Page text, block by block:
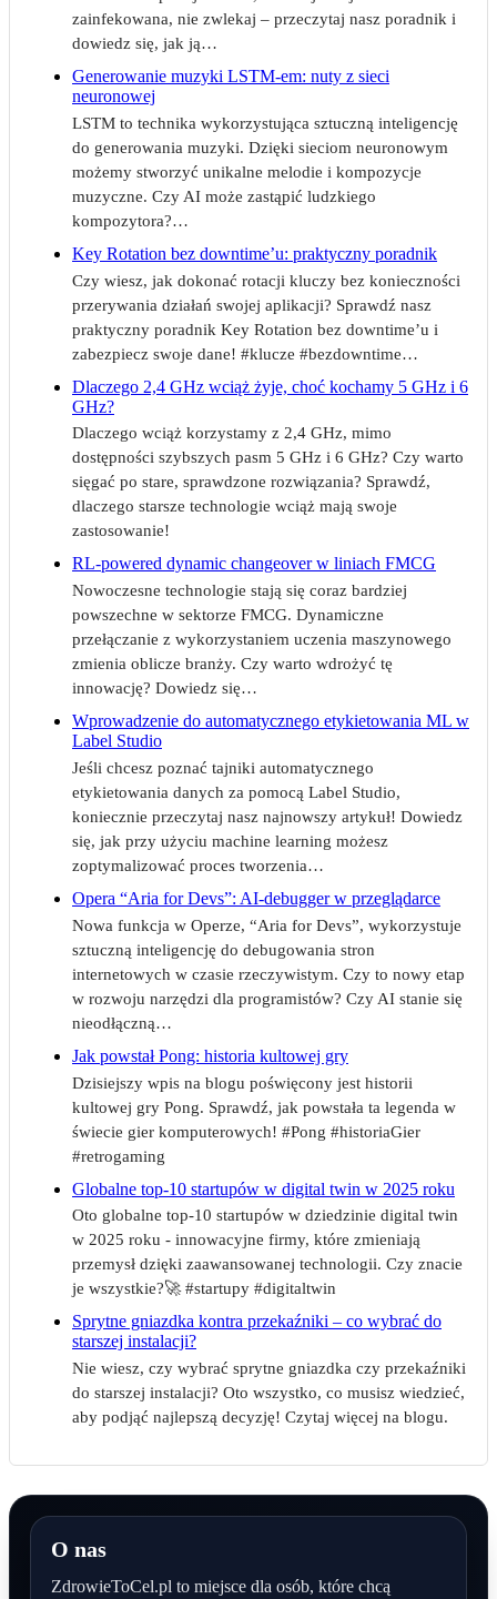
zainfekowana, nie zwlekaj – przeczytaj nasz poradnik i
dowiedz się, jak ją…
Generowanie muzyki LSTM-em: nuty z sieci
neuronowej
LSTM to technika wykorzystująca sztuczną inteligencję
do generowania muzyki. Dzięki sieciom neuronowym
możemy stworzyć unikalne melodie i kompozycje
muzyczne. Czy AI może zastąpić ludzkiego
kompozytora?…
Key Rotation bez downtime’u: praktyczny poradnik
Czy wiesz, jak dokonać rotacji kluczy bez konieczności
przerywania działań swojej aplikacji? Sprawdź nasz
praktyczny poradnik Key Rotation bez downtime’u i
zabezpiecz swoje dane! #klucze #bezdowntime…
Dlaczego 2,4 GHz wciąż żyje, choć kochamy 5 GHz i 6
GHz?
Dlaczego wciąż korzystamy z 2,4 GHz, mimo
dostępności szybszych pasm 5 GHz i 6 GHz? Czy warto
sięgać po stare, sprawdzone rozwiązania? Sprawdź,
dlaczego starsze technologie wciąż mają swoje
zastosowanie!
RL-powered dynamic changeover w liniach FMCG
Nowoczesne technologie stają się coraz bardziej
powszechne w sektorze FMCG. Dynamiczne
przełączanie z wykorzystaniem uczenia maszynowego
zmienia oblicze branży. Czy warto wdrożyć tę
innowację? Dowiedz się…
Wprowadzenie do automatycznego etykietowania ML w
Label Studio
Jeśli chcesz poznać tajniki automatycznego
etykietowania danych za pomocą Label Studio,
koniecznie przeczytaj nasz najnowszy artykuł! Dowiedz
się, jak przy użyciu machine learning możesz
zoptymalizować proces tworzenia…
Opera “Aria for Devs”: AI-debugger w przeglądarce
Nowa funkcja w Operze, “Aria for Devs”, wykorzystuje
sztuczną inteligencję do debugowania stron
internetowych w czasie rzeczywistym. Czy to nowy etap
w rozwoju narzędzi dla programistów? Czy AI stanie się
nieodłączną…
Jak powstał Pong: historia kultowej gry
Dzisiejszy wpis na blogu poświęcony jest historii
kultowej gry Pong. Sprawdź, jak powstała ta legenda w
świecie gier komputerowych! #Pong #historiaGier
#retrogaming
Globalne top-10 startupów w digital twin w 2025 roku
Oto globalne top-10 startupów w dziedzinie digital twin
w 2025 roku - innowacyjne firmy, które zmieniają
przemysł dzięki zaawansowanej technologii. Czy znacie
je wszystkie?🚀 #startupy #digitaltwin
Sprytne gniazdka kontra przekaźniki – co wybrać do
starszej instalacji?
Nie wiesz, czy wybrać sprytne gniazdka czy przekaźniki
do starszej instalacji? Oto wszystko, co musisz wiedzieć,
aby podjąć najlepszą decyzję! Czytaj więcej na blogu.
O nas
ZdrowieToCel.pl to miejsce dla osób, które chcą